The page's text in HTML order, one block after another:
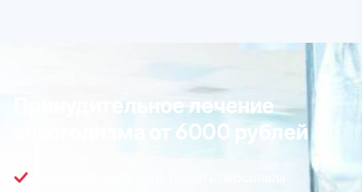
Принудительное лечение
алкоголизма от 6000 рублей